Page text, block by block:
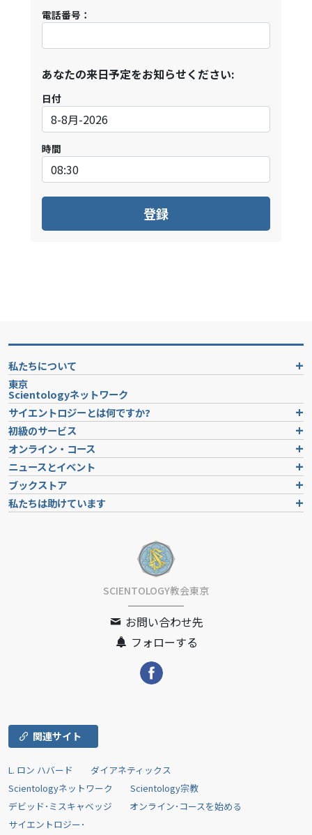
電話番号：
あなたの来日予定をお知らせください:
日付
時間
登録
私たちについて
東京
Scientologyネットワーク
サイエントロジーとは何ですか?
初級のサービス
オンライン・コース
ニュースとイベント
ブックストア
私たちは助けています
SCIENTOLOGY教会東京
お問い合わせ先
フォローする
関連サイト
L. ロン ハバード
ダイアネティックス
Scientologyネットワーク
Scientology宗教
デビッド･ミスキャベッジ
オンライン･コースを始める
サイエントロジー･